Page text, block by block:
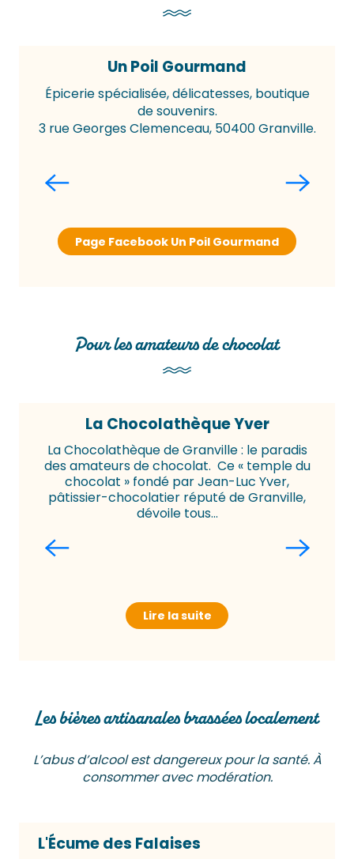
Un Poil Gourmand
Épicerie spécialisée, délicatesses, boutique
de souvenirs.
3 rue Georges Clemenceau, 50400 Granville.
Page Facebook Un Poil Gourmand
Pour les amateurs de chocolat
La Chocolathèque Yver
La Chocolathèque de Granville : le paradis
des amateurs de chocolat. Ce « temple du
chocolat » fondé par Jean-Luc Yver,
pâtissier-chocolatier réputé de Granville,
dévoile tous...
Lire la suite
Les bières artisanales brassées localement
L’abus d’alcool est dangereux pour la santé. À
consommer avec modération.
L'Écume des Falaises